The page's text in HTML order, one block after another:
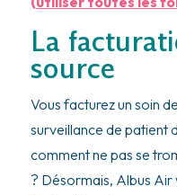
La
source
Vous facturez un soin
surveillance de patient
comment ne pas se
? Désormais, Albus Air